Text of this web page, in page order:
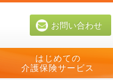
お問い合わせ
はじめての
介護保険サービス